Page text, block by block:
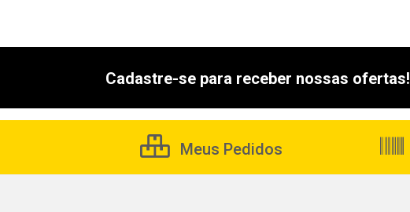
Cadastre-se para receber nossas ofertas!
Meus Pedidos